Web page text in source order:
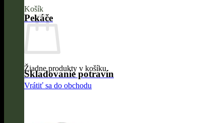
Košík
Žiadne produkty v košíku.
Vrátiť sa do obchodu
Pekáče
Skladovanie potravín